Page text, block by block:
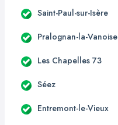
Saint-Paul-sur-Isère
Pralognan-la-Vanoise
Les Chapelles 73
Séez
Entremont-le-Vieux